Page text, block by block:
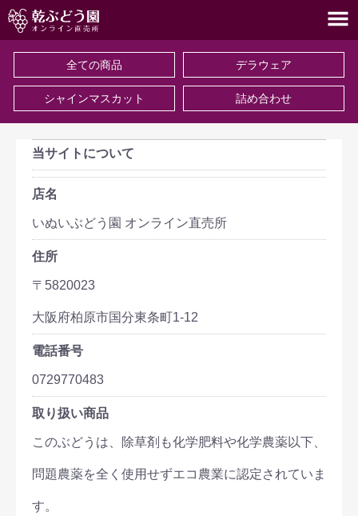
全ての商品 デラウェア
シャインマスカット 詰め合わせ
当サイトについて
店名
いぬいぶどう園 オンライン直売所
住所
〒5820023
大阪府柏原市国分東条町1-12
電話番号
0729770483
取り扱い商品
このぶどうは、除草剤も化学肥料や化学農薬以下、
問題農薬を全く使用せずエコ農業に認定されていま
す。